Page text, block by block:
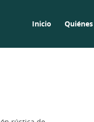
Inicio